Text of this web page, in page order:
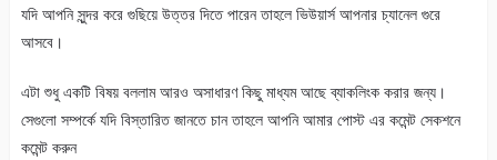
যদি আপনি সুন্দর করে গুছিয়ে উত্তর দিতে পারেন তাহলে ভিউয়ার্স আপনার চ্যানেল গুরে
আসবে।
এটা শুধু একটি বিষয় বললাম আরও অসাধারণ কিছু মাধ্যম আছে ব্যাকলিংক করার জন্য।
সেগুলো সম্পর্কে যদি বিস্তারিত জানতে চান তাহলে আপনি আমার পোস্ট এর কমেন্ট সেকশনে
কমেন্ট করুন